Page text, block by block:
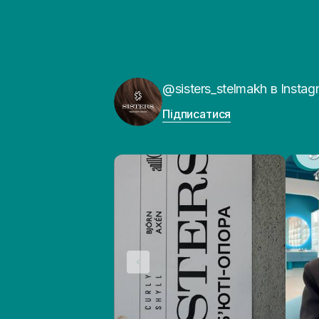
@sisters_stelmakh в
Підписатися